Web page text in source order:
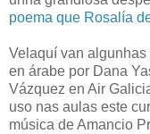
poema que Rosalía
Velaquí van
en árabe por Dana
Vázquez en Air
uso nas aulas este
música de Amancio